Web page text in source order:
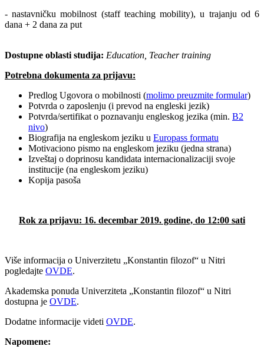
- nastavničku mobilnost (staff teaching mobility), u trajanju od 6
dana + 2 dana za put
Dostupne oblasti studija: Education , Teachertraining
Potrebna dokumenta za prijavu:
Predlog Ugovora o mobilnosti (molimo preuzmite formular)
Potvrda o zaposlenju (i prevod na engleski jezik)
Potvrda/sertifikat o poznavanju engleskog jezika (min. B2
nivo)
Biografija na engleskom jeziku u Europass formatu
Motivaciono pismo na engleskom jeziku (jedna strana)
Izveštaj o doprinosu kandidata internacionalizaciji svoje
institucije (na engleskom jeziku)
Kopija pasoša
Rok za prijavu: 16. decembar 2019. godine, do 12:00 sati
Više informacija o Univerzitetu „Konstantin filozof“ u Nitri
pogledajte OVDE.
Akademska ponuda Univerziteta „Konstantin filozof“ u Nitri
dostupna je OVDE.
Dodatne informacije videti OVDE.
Napomene: